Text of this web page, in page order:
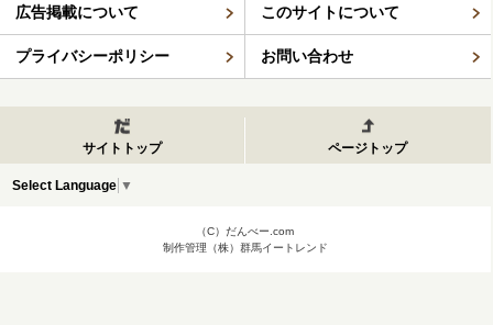
広告掲載について このサイトについて
プライバシーポリシー お問い合わせ
サイトトップ ページトップ
Select Language ▼
（C）だんべー.com
制作管理（株）群馬イートレンド